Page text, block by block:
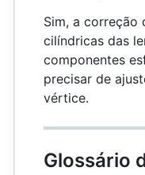
Sim, a correção
cilíndricas das
componentes
precisar de
vértice.
Glossário